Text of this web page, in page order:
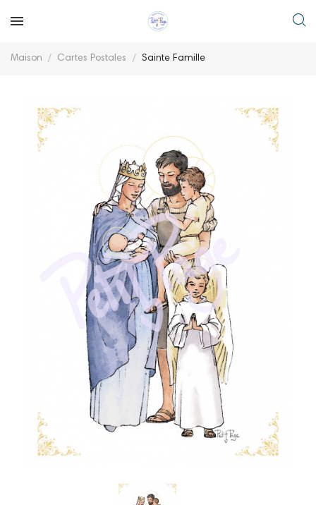
Maison Cartes Postales Sainte Famille